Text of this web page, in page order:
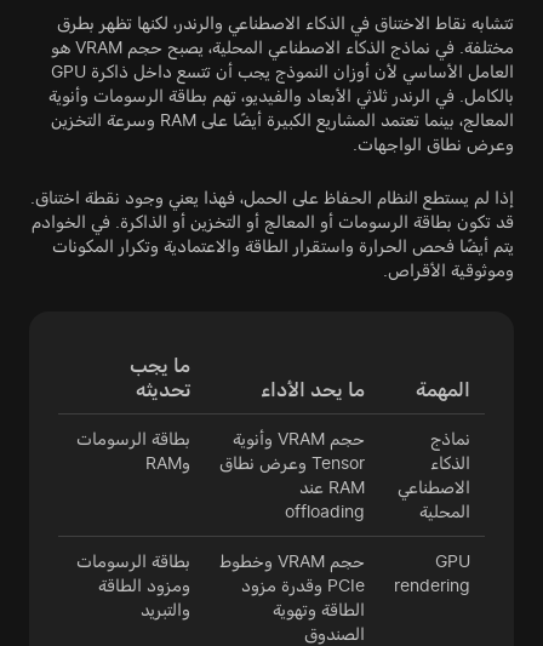
تتشابه نقاط الاختناق في الذكاء الاصطناعي والرندر، لكنها تظهر بطرق
مختلفة. في نماذج الذكاء الاصطناعي المحلية، يصبح حجم VRAM هو
العامل الأساسي لأن أوزان النموذج يجب أن تتسع داخل ذاكرة GPU
بالكامل. في الرندر ثلاثي الأبعاد والفيديو، تهم بطاقة الرسومات وأنوية
المعالج، بينما تعتمد المشاريع الكبيرة أيضًا على RAM وسرعة التخزين
وعرض نطاق الواجهات.
إذا لم يستطع النظام الحفاظ على الحمل، فهذا يعني وجود نقطة اختناق.
قد تكون بطاقة الرسومات أو المعالج أو التخزين أو الذاكرة. في الخوادم
يتم أيضًا فحص الحرارة واستقرار الطاقة والاعتمادية وتكرار المكونات
وموثوقية الأقراص.
المهمة ما يحد الأداء
ما يجب
تحديثه
نماذج
الذكاء
الاصطناعي
المحلية
حجم VRAM وأنوية
Tensor وعرض نطاق
RAM عند
offloading
بطاقة الرسومات
وRAM
GPU
rendering
حجم VRAM وخطوط
PCIe وقدرة مزود
الطاقة وتهوية
الصندوق
بطاقة الرسومات
ومزود الطاقة
والتبريد